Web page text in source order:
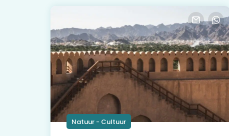
Natuur - Cultuur